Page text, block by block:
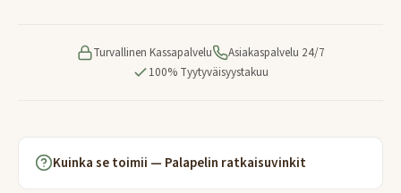
Turvallinen Kassapalvelu
Asiakaspalvelu 24/7
100% Tyytyväisyystakuu
Kuinka se toimii — Palapelin ratkaisuvinkit